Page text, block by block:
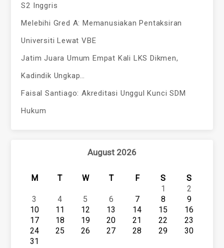
S2 Inggris
Melebihi Gred A: Memanusiakan Pentaksiran
Universiti Lewat VBE
Jatim Juara Umum Empat Kali LKS Dikmen,
Kadindik Ungkap…
Faisal Santiago: Akreditasi Unggul Kunci SDM
Hukum
August 2026
M T W T F S
S
1
2
3
4 5 6 7 8
9
10
11 12 13 14 15
16
17
18 19 20 21 22
23
24
25 26 27 28 29
30
31